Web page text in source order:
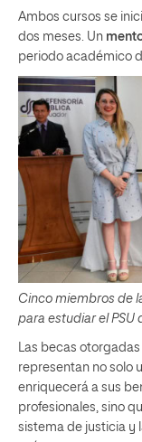
Ambos cursos se
dos meses. Un
periodo académico
Cinco miembros de
para estudiar el PSU
Las becas
representan no solo
enriquecerá a sus
profesionales, sino
sistema de justicia y